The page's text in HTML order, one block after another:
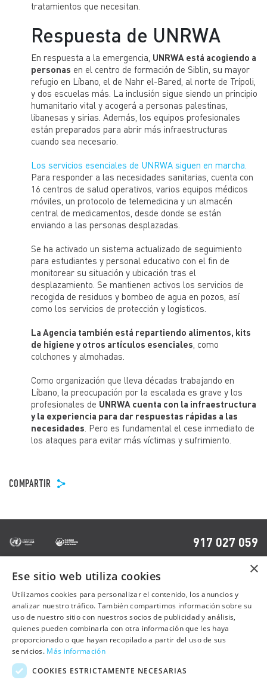
tratamientos que necesitan.
Respuesta de UNRWA
En respuesta a la emergencia, UNRWA está acogiendo a
personas en el centro de formación de Siblin, su mayor
refugio en Líbano, el de Nahr el-Bared, al norte de Trípoli,
y dos escuelas más. La inclusión sigue siendo un principio
humanitario vital y acogerá a personas palestinas,
libanesas y sirias. Además, los equipos profesionales
están preparados para abrir más infraestructuras
cuando sea necesario.
Los servicios esenciales de UNRWA siguen en marcha.
Para responder a las necesidades sanitarias, cuenta con
16 centros de salud operativos, varios equipos médicos
móviles, un protocolo de telemedicina y un almacén
central de medicamentos, desde donde se están
enviando a las personas desplazadas.
Se ha activado un sistema actualizado de seguimiento
para estudiantes y personal educativo con el fin de
monitorear su situación y ubicación tras el
desplazamiento. Se mantienen activos los servicios de
recogida de residuos y bombeo de agua en pozos, así
como los servicios de protección y logísticos.
La Agencia también está repartiendo alimentos, kits
de higiene y otros artículos esenciales , como
colchones y almohadas.
Como organización que lleva décadas trabajando en
Líbano, la preocupación por la escalada es grave y los
profesionales de UNRWA cuenta con la infraestructura
y la experiencia para dar respuestas rápidas a las
necesidades . Pero es fundamental el cese inmediato de
los ataques para evitar más víctimas y sufrimiento.
COMPARTIR
917 027 059
OTRAS PÁGINAS
Contacto
Preguntas frecuentes
Trabaja con nosotros
Sala de prensa
×
Ese sitio web utiliza cookies
Utilizamos cookies para personalizar el contenido, los anuncios y
analizar nuestro tráfico. También compartimos información sobre su
uso de nuestro sitio con nuestros socios de publicidad y análisis,
quienes pueden combinarla con otra información que les haya
proporcionado o que hayan recopilado a partir del uso de sus
servicios. Más información
COOKIES ESTRICTAMENTE NECESARIAS